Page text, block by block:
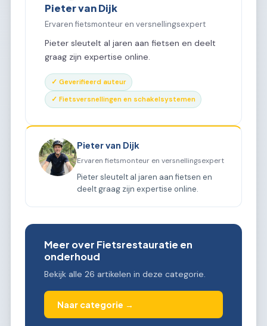
Pieter van Dijk
Ervaren fietsmonteur en versnellingsexpert
Pieter sleutelt al jaren aan fietsen en deelt
graag zijn expertise online.
✓ Geverifieerd auteur
✓ Fietsversnellingen en schakelsystemen
Pieter van Dijk
Ervaren fietsmonteur en versnellingsexpert
Pieter sleutelt al jaren aan fietsen en
deelt graag zijn expertise online.
Meer over Fietsrestauratie en
onderhoud
Bekijk alle 26 artikelen in deze categorie.
Naar categorie →